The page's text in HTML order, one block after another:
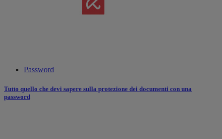
Password
Tutto quello che devi sapere sulla protezione dei documenti con una
password